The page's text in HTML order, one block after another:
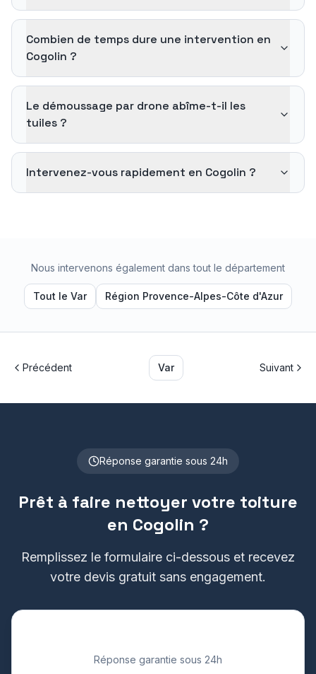
Combien de temps dure une intervention en
Cogolin ?
Le démoussage par drone abîme-t-il les
tuiles ?
Intervenez-vous rapidement en Cogolin ?
Nous intervenons également dans tout le département
Tout le Var Région Provence-Alpes-Côte d'Azur
Précédent Var Suivant
Réponse garantie sous 24h
Prêt à faire nettoyer votre toiture
en Cogolin ?
Remplissez le formulaire ci-dessous et recevez
votre devis gratuit sans engagement.
Réponse garantie sous 24h